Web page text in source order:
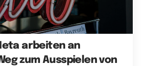
arbeiten an
zum Ausspielen von